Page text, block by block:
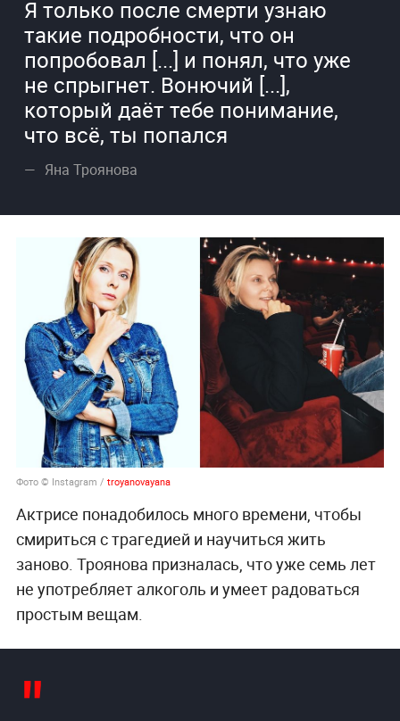
Я только после смерти узнаю
такие подробности, что он
попробовал [...] и понял, что уже
не спрыгнет. Вонючий [...],
который даёт тебе понимание,
что всё, ты попался
Яна Троянова
Фото © Instagram / troyanovayana
Актрисе понадобилось много времени, чтобы
смириться с трагедией и научиться жить
заново. Троянова призналась, что уже семь лет
не употребляет алкоголь и умеет радоваться
простым вещам.